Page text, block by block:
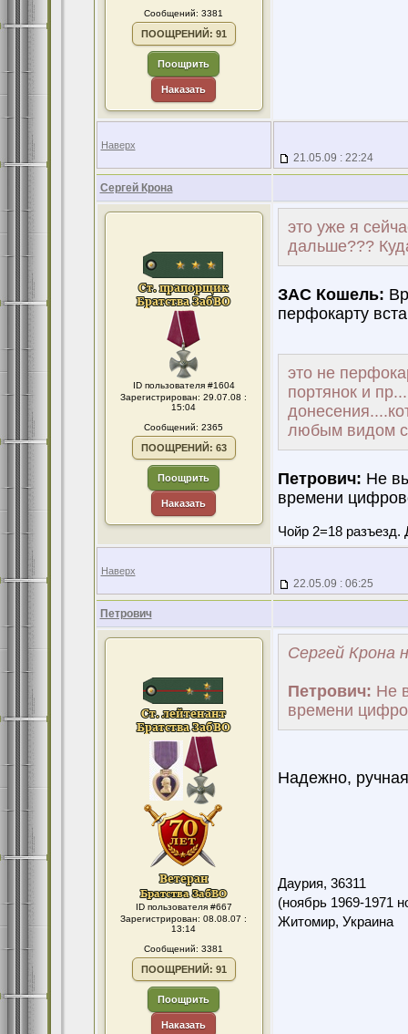
Сообщений: 3381
ПООЩРЕНИЙ: 91
Поощрить
Наказать
Наверх
21.05.09 : 22:24
Сергей Крона
ID пользователя #1604
Зарегистрирован: 29.07.08 :
15:04
Сообщений: 2365
ПООЩРЕНИЙ: 63
Поощрить
Наказать
это уже я
дальше???
ЗАС Кошель:
перфокарту
это не
портянок и
любым видом
Петрович: Не
времени
Чойр 2=18
Наверх
22.05.09 : 06:25
Петрович
ID пользователя #667
Зарегистрирован: 08.08.07 :
13:14
Сообщений: 3381
ПООЩРЕНИЙ: 91
Поощрить
Наказать
Сергей Крона
Петрович: Не
времени
Надежно,
Даурия, 36311
(ноябрь 1969-1971
Житомир, Украина